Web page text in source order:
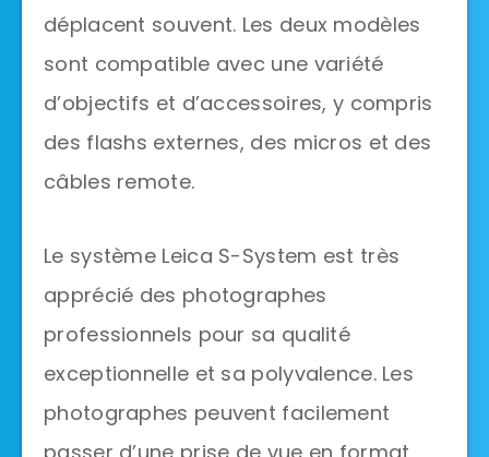
déplacent souvent. Les deux modèles
sont compatible avec une variété
d’objectifs et d’accessoires, y compris
des flashs externes, des micros et des
câbles remote.
Le système Leica S-System est très
apprécié des photographes
professionnels pour sa qualité
exceptionnelle et sa polyvalence. Les
photographes peuvent facilement